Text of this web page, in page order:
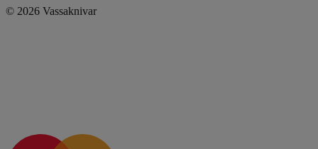
© 2026 Vassaknivar